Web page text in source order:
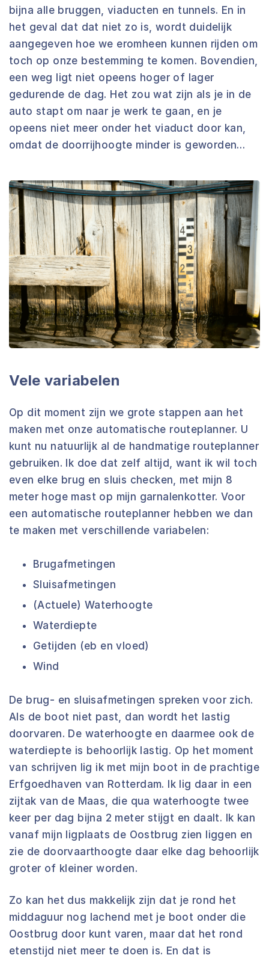
bijna alle bruggen, viaducten en tunnels. En in
het geval dat dat niet zo is, wordt duidelijk
aangegeven hoe we eromheen kunnen rijden om
toch op onze bestemming te komen. Bovendien,
een weg ligt niet opeens hoger of lager
gedurende de dag. Het zou wat zijn als je in de
auto stapt om naar je werk te gaan, en je
opeens niet meer onder het viaduct door kan,
omdat de doorrijhoogte minder is geworden…
Vele variabelen
Op dit moment zijn we grote stappen aan het
maken met onze automatische routeplanner. U
kunt nu natuurlijk al de handmatige routeplanner
gebruiken. Ik doe dat zelf altijd, want ik wil toch
even elke brug en sluis checken, met mijn 8
meter hoge mast op mijn garnalenkotter. Voor
een automatische routeplanner hebben we dan
te maken met verschillende variabelen:
Brugafmetingen
Sluisafmetingen
(Actuele) Waterhoogte
Waterdiepte
Getijden (eb en vloed)
Wind
De brug- en sluisafmetingen spreken voor zich.
Als de boot niet past, dan wordt het lastig
doorvaren. De waterhoogte en daarmee ook de
waterdiepte is behoorlijk lastig. Op het moment
van schrijven lig ik met mijn boot in de prachtige
Erfgoedhaven van Rotterdam. Ik lig daar in een
zijtak van de Maas, die qua waterhoogte twee
keer per dag bijna 2 meter stijgt en daalt. Ik kan
vanaf mijn ligplaats de Oostbrug zien liggen en
zie de doorvaarthoogte daar elke dag behoorlijk
groter of kleiner worden.
Zo kan het dus makkelijk zijn dat je rond het
middaguur nog lachend met je boot onder die
Oostbrug door kunt varen, maar dat het rond
etenstijd niet meer te doen is. En dat is